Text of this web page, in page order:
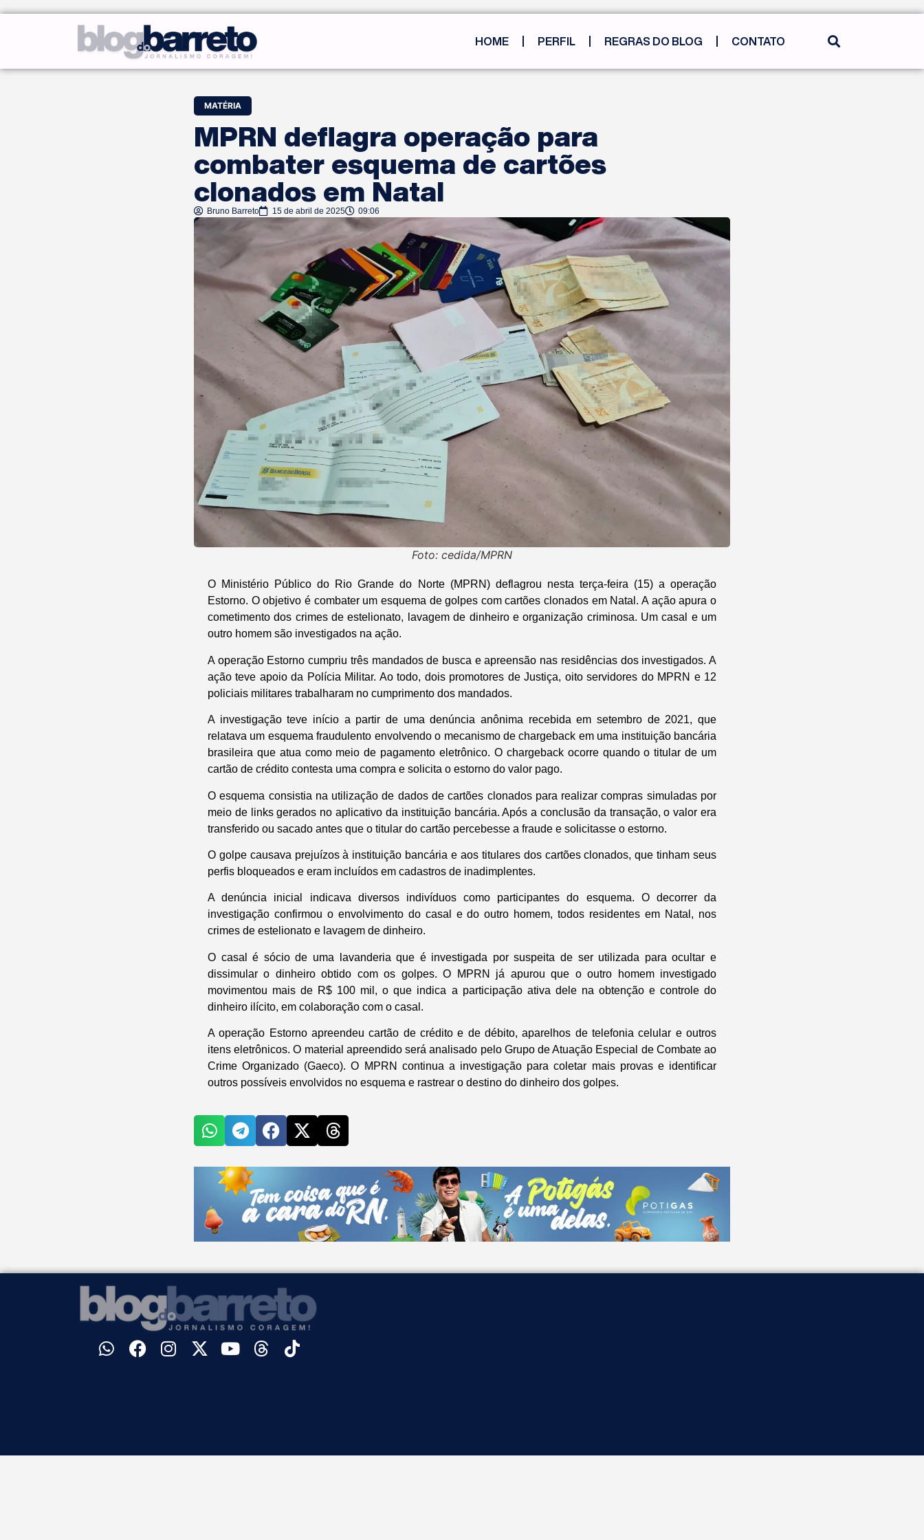
HOME PERFIL REGRAS DO BLOG CONTATO
MATÉRIA
MPRN deflagra operação para
combater esquema de cartões
clonados em Natal
Bruno Barreto 15 de abril de 2025 09:06
Foto: cedida/MPRN
O Ministério Público do Rio Grande do Norte (MPRN) deflagrou nesta terça-feira (15) a operação
Estorno. O objetivo é combater um esquema de golpes com cartões clonados em Natal. A ação apura o
cometimento dos crimes de estelionato, lavagem de dinheiro e organização criminosa. Um casal e um
outro homem são investigados na ação.
A operação Estorno cumpriu três mandados de busca e apreensão nas residências dos investigados. A
ação teve apoio da Polícia Militar. Ao todo, dois promotores de Justiça, oito servidores do MPRN e 12
policiais militares trabalharam no cumprimento dos mandados.
A investigação teve início a partir de uma denúncia anônima recebida em setembro de 2021, que
relatava um esquema fraudulento envolvendo o mecanismo de chargeback em uma instituição bancária
brasileira que atua como meio de pagamento eletrônico. O chargeback ocorre quando o titular de um
cartão de crédito contesta uma compra e solicita o estorno do valor pago.
O esquema consistia na utilização de dados de cartões clonados para realizar compras simuladas por
meio de links gerados no aplicativo da instituição bancária. Após a conclusão da transação, o valor era
transferido ou sacado antes que o titular do cartão percebesse a fraude e solicitasse o estorno.
O golpe causava prejuízos à instituição bancária e aos titulares dos cartões clonados, que tinham seus
perfis bloqueados e eram incluídos em cadastros de inadimplentes.
A denúncia inicial indicava diversos indivíduos como participantes do esquema. O decorrer da
investigação confirmou o envolvimento do casal e do outro homem, todos residentes em Natal, nos
crimes de estelionato e lavagem de dinheiro.
O casal é sócio de uma lavanderia que é investigada por suspeita de ser utilizada para ocultar e
dissimular o dinheiro obtido com os golpes. O MPRN já apurou que o outro homem investigado
movimentou mais de R$ 100 mil, o que indica a participação ativa dele na obtenção e controle do
dinheiro ilícito, em colaboração com o casal.
A operação Estorno apreendeu cartão de crédito e de débito, aparelhos de telefonia celular e outros
itens eletrônicos. O material apreendido será analisado pelo Grupo de Atuação Especial de Combate ao
Crime Organizado (Gaeco). O MPRN continua a investigação para coletar mais provas e identificar
outros possíveis envolvidos no esquema e rastrear o destino do dinheiro dos golpes.